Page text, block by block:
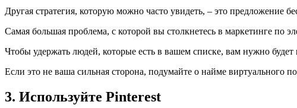
Другая стратегия, которую можно часто увидеть, – это предложение
Самая большая проблема, с которой вы столкнетесь в маркетинге по
Чтобы удержать людей, которые есть в вашем списке, вам нужно
Если это не ваша сильная сторона, подумайте о найме виртуального
3. Используйте Pinterest